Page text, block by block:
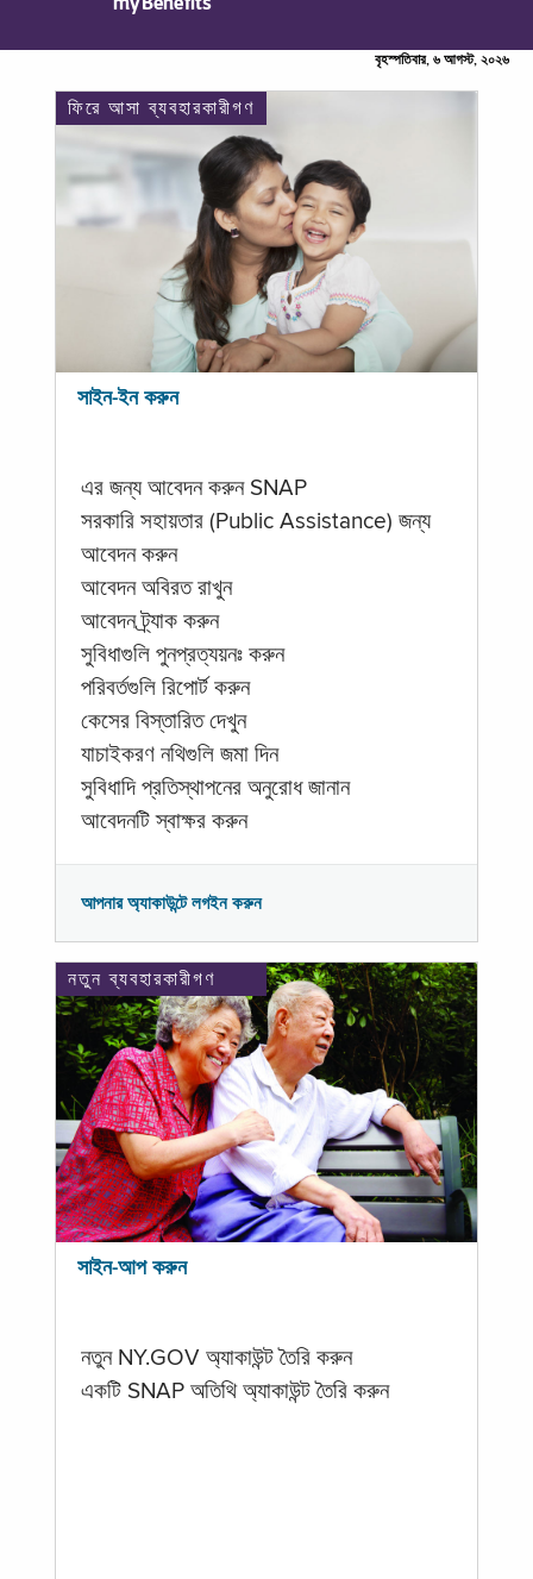
বৃহস্পতিবার, ৬ আগস্ট, ২০২৬
ফিরে আসা ব্যবহারকারীগণ
সাইন-ইন করুন
এর জন্য আবেদন করুন SNAP
সরকারি সহায়তার (Public Assistance) জন্য
আবেদন করুন
আবেদন অবিরত রাখুন
আবেদন ট্র্যাক করুন
সুবিধাগুলি পুনপ্রত্যয়নঃ করুন
পরিবর্তগুলি রিপোর্ট করুন
কেসের বিস্তারিত দেখুন
যাচাইকরণ নথিগুলি জমা দিন
সুবিধাদি প্রতিস্থাপনের অনুরোধ জানান
আবেদনটি স্বাক্ষর করুন
আপনার অ্যাকাউন্টে লগইন করুন
নতুন ব্যবহারকারীগণ
সাইন-আপ করুন
নতুন NY.GOV অ্যাকাউন্ট তৈরি করুন
একটি SNAP অতিথি অ্যাকাউন্ট তৈরি করুন